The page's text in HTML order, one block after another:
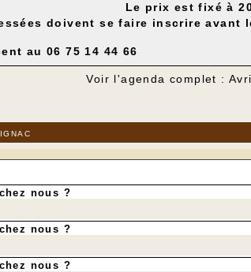
Le prix est fixé à
doivent se faire inscrire avant
au 06 75 14 44 66
Voir l'agenda complet :
nous ?
nous ?
nous ?